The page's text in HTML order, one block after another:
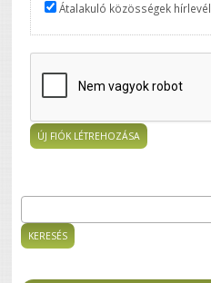
Átalakuló közösségek hírlevél
Keresés űrlap